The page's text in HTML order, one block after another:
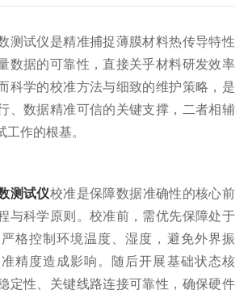
试仪是精准捕捉薄膜材料热传导特性
数据的可靠性，直接关乎材料研发效率
科学的校准方法与细致的维护策略，是
、数据精准可信的关键支撑，二者相辅
作的根基。
测试仪校准是保障数据准确性的核心前
与科学原则。校准前，需优先保障处于
格控制环境温度、湿度，避免外界振
精度造成影响。随后开展基础状态核
定性、关键线路连接可靠性，确保硬件